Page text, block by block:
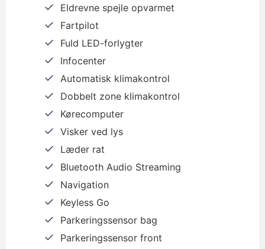
Eldrevne spejle opvarmet
Fartpilot
Fuld LED-forlygter
Infocenter
Automatisk klimakontrol
Dobbelt zone klimakontrol
Kørecomputer
Visker ved lys
Læder rat
Bluetooth Audio Streaming
Navigation
Keyless Go
Parkeringssensor bag
Parkeringssensor front